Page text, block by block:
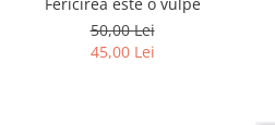
Editura Scriptum
Editura Sophia
50,00 Lei
45,00 Lei